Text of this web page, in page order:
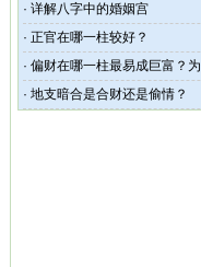
· 详解八字中的婚姻宫
· 正官在哪一柱较好？
· 偏财在哪一柱最易成巨富？
为上等富格
· 地支暗合是合财还是偷情？